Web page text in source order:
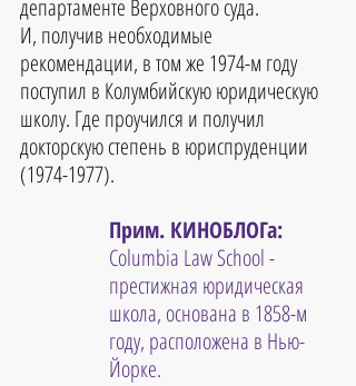
департаменте Верховного суда.
И, получив необходимые
рекомендации, в том же 1974-м году
поступил в Колумбийскую юридическую
школу. Где проучился и получил
докторскую степень в юриспруденции
(1974-1977).
Прим. КИНОБЛОГа:
Columbia Law School -
престижная юридическая
школа, основана в 1858-м
году, расположена в Нью-
Йорке.